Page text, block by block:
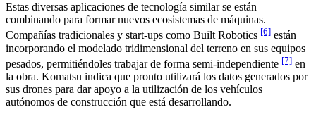
Estas diversas aplicaciones de tecnología similar se están
combinando para formar nuevos ecosistemas de máquinas.
Compañías tradicionales y start-ups como Built Robotics [6] están
incorporando el modelado tridimensional del terreno en sus equipos
pesados, permitiéndoles trabajar de forma semi-independiente [7] en
la obra. Komatsu indica que pronto utilizará los datos generados por
sus drones para dar apoyo a la utilización de los vehículos
autónomos de construcción que está desarrollando.